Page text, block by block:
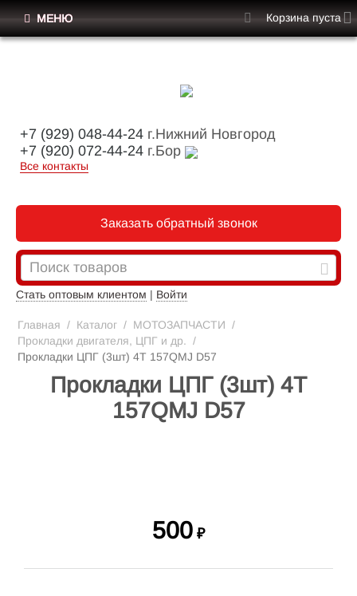
+7 (929) 048-44-24 г.Нижний Новгород
+7 (920) 072-44-24 г.Бор
Все контакты
Заказать обратный звонок
Стать оптовым клиентом | Войти
МЕНЮ Корзина пуста
Главная / Каталог / МОТОЗАПЧАСТИ /
Прокладки двигателя, ЦПГ и др. /
Прокладки ЦПГ (3шт) 4Т 157QMJ D57
Прокладки ЦПГ (3шт) 4Т
157QMJ D57
500 ₽